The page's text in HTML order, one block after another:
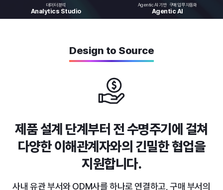
데이터 분석
Analytics Studio
Agentic AI 기반 구매 업무 자동화
Agentic AI
Design to Source
제품 설계 단계부터 전 수명주기에 걸쳐
다양한 이해관계자와의 긴밀한 협업을
지원합니다.
사내 유관 부서와 ODM사를 하나로 연결하고, 구매 부서의